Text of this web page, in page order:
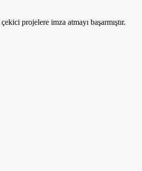
projelere imza atmayı başarmıştır.